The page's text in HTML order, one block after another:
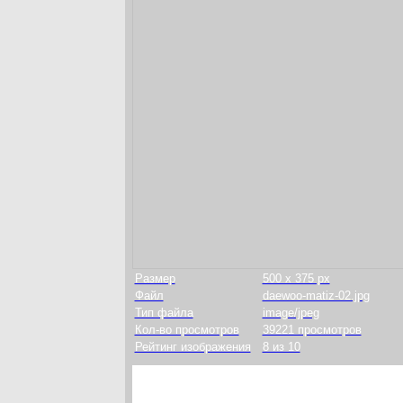
Размер
500 x 375 px
Файл
daewoo-matiz-02.jpg
Тип файла
image/jpeg
Кол-во просмотров
39221 просмотров
Рейтинг изображения
8 из 10